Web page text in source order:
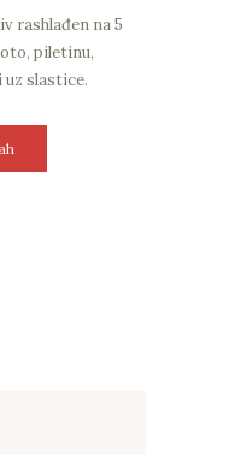
rashlađen na 5
piletinu,
slastice.